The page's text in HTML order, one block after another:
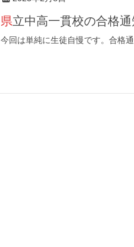
県立中高一貫校の合格通
今回は単純に生徒自慢です。合格